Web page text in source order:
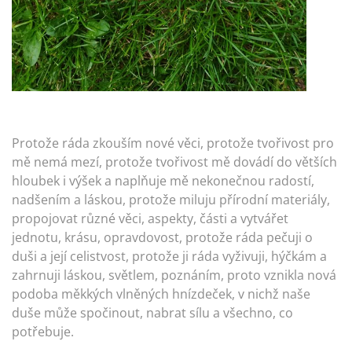
Protože ráda zkouším nové věci, protože tvořivost pro
mě nemá mezí, protože tvořivost mě dovádí do větších
hloubek i výšek a naplňuje mě nekonečnou radostí,
nadšením a láskou, protože miluju přírodní materiály,
propojovat různé věci, aspekty, části a vytvářet
jednotu, krásu, opravdovost, protože ráda pečuji o
duši a její celistvost, protože ji ráda vyživuji, hýčkám a
zahrnuji láskou, světlem, poznáním, proto vznikla nová
podoba měkkých vlněných hnízdeček, v nichž naše
duše může spočinout, nabrat sílu a všechno, co
potřebuje.